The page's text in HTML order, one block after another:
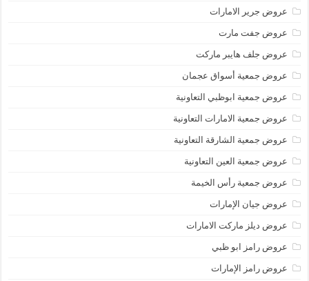
عروض جرير الامارات
عروض جفت مارت
عروض جلف هايبر ماركت
عروض جمعية أسواق عجمان
عروض جمعية ابوظبي التعاونية
عروض جمعية الامارات التعاونية
عروض جمعية الشارقة التعاونية
عروض جمعية العين التعاونية
عروض جمعية رأس الخيمة
عروض جيان الإمارات
عروض ديلز ماركت الامارات
عروض رامز ابو ظبي
عروض رامز الإمارات